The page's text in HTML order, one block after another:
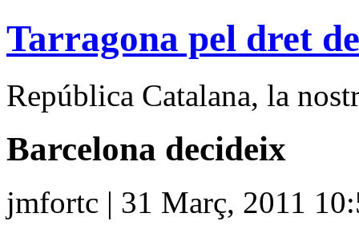
Tarragona pel dret
República Catalana, la
Barcelona decideix
jmfortc | 31 Març, 2011